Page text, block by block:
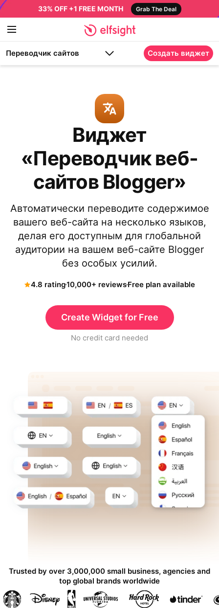
33% OFF +1 FREE MONTH Grab The Deal
Переводчик сайтов Создать виджет
Виджет
«Переводчик веб-
сайтов Blogger»
Автоматически переводите содержимое
вашего веб-сайта на несколько языков,
делая его доступным для глобальной
аудитории на вашем веб-сайте Blogger
без особых усилий.
4.8 rating10,000+ reviewsFree plan available
Create Widget for Free
No credit card needed
Trusted by over 3,000,000 small business, agencies and
top global brands worldwide